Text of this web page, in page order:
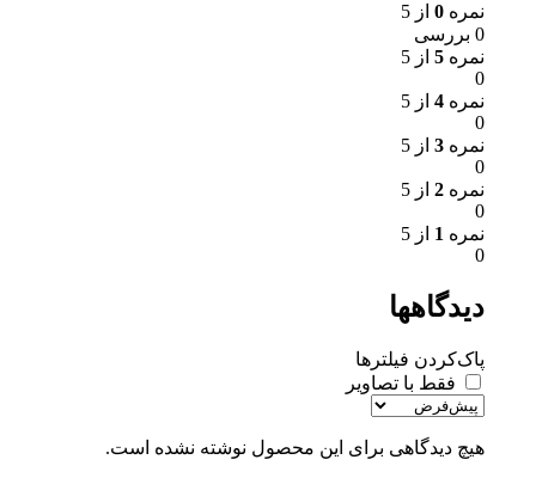
نمره 0 از 5
0 بررسی
نمره 5 از 5
0
نمره 4 از 5
0
نمره 3 از 5
0
نمره 2 از 5
0
نمره 1 از 5
0
دیدگاهها
پاک‌کردن فیلترها
فقط با تصاویر
هیچ دیدگاهی برای این محصول نوشته نشده است.